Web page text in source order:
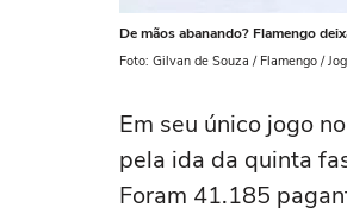
De mãos abanando? Flamengo
Foto: Gilvan de Souza / Flamengo /
Em seu único jogo
pela ida da quinta
Foram 41.185